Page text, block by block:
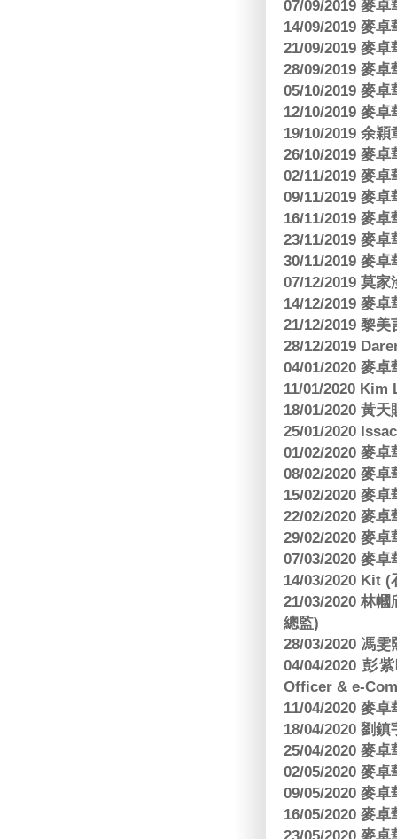
07/09/2019 麥
14/09/2019 麥
21/09/2019 麥
28/09/2019 麥
05/10/2019 麥
12/10/2019 麥
19/10/2019 余
26/10/2019 麥
02/11/2019 麥
09/11/2019 麥
16/11/2019 麥
23/11/2019 麥
30/11/2019 麥
07/12/2019 莫
14/12/2019 麥
21/12/2019 黎
28/12/2019
04/01/2020 麥
11/01/2020
18/01/2020 黃
25/01/2020
01/02/2020 麥
08/02/2020 麥
15/02/2020 麥
22/02/2020 麥
29/02/2020 麥
07/03/2020 麥
14/03/2020 Kit
21/03/2020 林
總監)
28/03/2020 馮
04/04/2020 彭
Officer & e-
11/04/2020 麥
18/04/2020 劉
25/04/2020 麥
02/05/2020 麥
09/05/2020 麥
16/05/2020 麥